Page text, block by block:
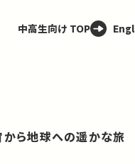
中高生向け TOP
ら地球への遥かな旅